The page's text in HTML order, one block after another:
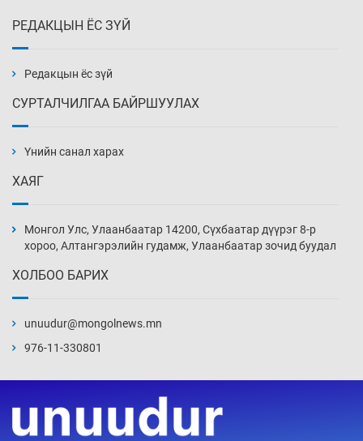
Уржигдар 14 цаг 00 мин
нэмэгджээ
Уржигдар 13 цаг 30 мин
Уржигдар 13 цаг 00 мин
Уржигдар 12 цаг 30 мин
РЕДАКЦЫН ЁС ЗҮЙ
Редакцын ёс зүй
СУРТАЛЧИЛГАА БАЙРШУУЛАХ
Үнийн санал харах
ХАЯГ
Монгол Улс, Улаанбаатар 14200, Сүхбаатар дүүрэг 8-р
хороо, Алтангэрэлийн гудамж, Улаанбаатар зочид буудал
ХОЛБОО БАРИХ
unuudur@mongolnews.mn
976-11-330801